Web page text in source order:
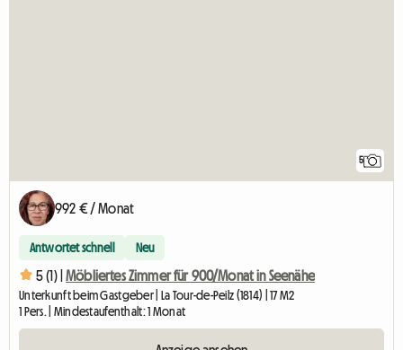
5
992 € / Monat
Antwortet schnell Neu
5 (1) | Möbliertes Zimmer für 900/Monat in Seenähe
Unterkunft beim Gastgeber | La Tour-de-Peilz (1814) | 17 M2
1 Pers. | Mindestaufenthalt: 1 Monat